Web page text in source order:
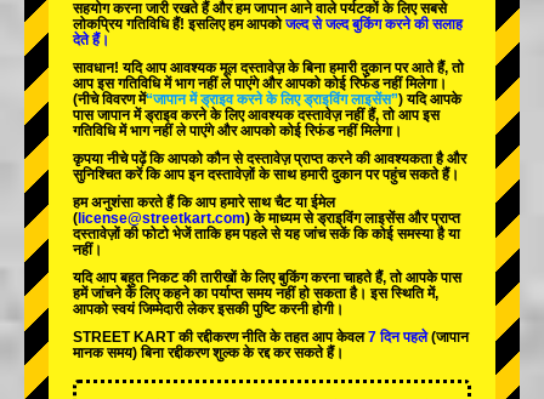
टोक्यो शिबुया एनेक्स टोक्यो बे
टोक्यो असाकुसा
ओकिनावा
सहयोग करना जारी रखते हैं और हम जापान आने वाले पर्यटकों के लिएसबसे
लोकप्रिय गतिविधिहैं! इसलिए हम आपकोजल्द से जल्द बुकिंग करने की सलाह
देते हैं।
सावधान! यदि आप आवश्यक मूल दस्तावेज़ के बिना हमारी दुकान पर आते हैं, तो
आप इस गतिविधि में भाग नहीं ले पाएंगे और आपको कोई रिफंड नहीं मिलेगा।
(नीचे विवरण में“जापान में ड्राइव करने के लिए ड्राइविंग लाइसेंस”) यदि आपके
पास जापान में ड्राइव करने के लिए आवश्यक दस्तावेज़ नहीं हैं, तो आप इस
गतिविधि में भाग नहीं ले पाएंगे और आपको कोई रिफंड नहीं मिलेगा।
कृपया नीचे पढ़ें कि आपको कौन से दस्तावेज़ प्राप्त करने की आवश्यकता है और
सुनिश्चित करें कि आप इन दस्तावेज़ों के साथ हमारी दुकान पर पहुंच सकते हैं।
हम अनुशंसा करते हैं कि आप हमारे साथ चैट या ईमेल
( license@streetkart.com) के माध्यम से ड्राइविंग लाइसेंस और प्राप्त
दस्तावेज़ों की फोटो भेजें ताकि हम पहले से यह जांच सकें कि कोई समस्या है या
नहीं।
यदि आप बहुत निकट की तारीखों के लिए बुकिंग करना चाहते हैं, तो आपके पास
हमें जांचने के लिए कहने का पर्याप्त समय नहीं हो सकता है। इस स्थिति में,
आपको स्वयं जिम्मेदारी लेकर इसकी पुष्टि करनी होगी।
STREET KART की रद्दीकरण नीति के तहत आप केवल7 दिन पहले(जापान
मानक समय) बिना रद्दीकरण शुल्क के रद्द कर सकते हैं।